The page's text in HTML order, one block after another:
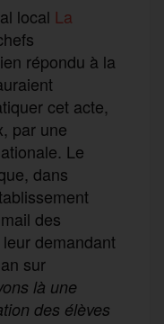
local La
répondu à la
cet acte,
par une
Le
dans
des
demandant
sur
là une
des élèves